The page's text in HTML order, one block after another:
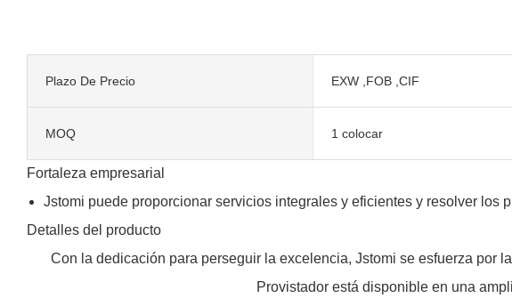
Plazo De Precio EXW ,FOB ,CIF
MOQ 1 colocar
Fortaleza empresarial
Jstomi puede proporcionar servicios integrales y eficientes y resolver
Detalles del producto
Con la dedicación para perseguir la excelencia, Jstomi se esfuerza por
Provistador está disponible en una